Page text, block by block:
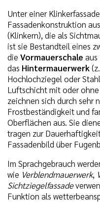
Unter einer
Fassadenkonstruktion
(Klinkern), die als
ist sie Bestandteil eines
die Vormauerschale aus
das Hintermauerwerk
Hochlochziegel oder
Luftschicht mit oder
zeichnen sich durch sehr
Frostbeständigkeit und
Oberflächen aus. Sie
tragen zur
Fassadenbild über
Im Sprachgebrauch
wie Verblendmauerwerk,
Sichtziegelfassade
Funktion als